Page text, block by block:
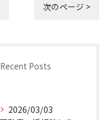
次のページ >
Recent Posts
2026/03/03